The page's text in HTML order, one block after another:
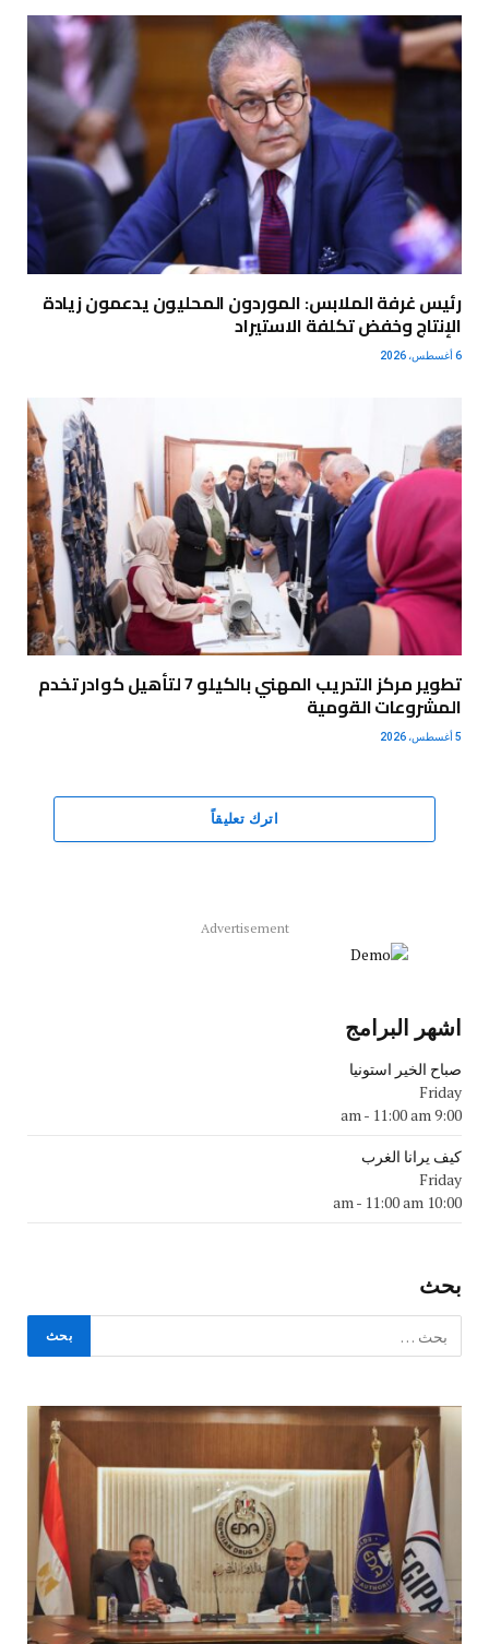
رئيس غرفة الملابس: الموردون المحليون يدعمون زيادة
الإنتاج وخفض تكلفة الاستيراد
6 أغسطس، 2026
تطوير مركز التدريب المهني بالكيلو 7 لتأهيل كوادر تخدم
المشروعات القومية
5 أغسطس، 2026
اترك تعليقاً
Advertisement
اشهر البرامج
صباح الخير استونيا
Friday
9:00 am
- 11:00 am
كيف يرانا الغرب
Friday
10:00 am
- 11:00 am
بحث